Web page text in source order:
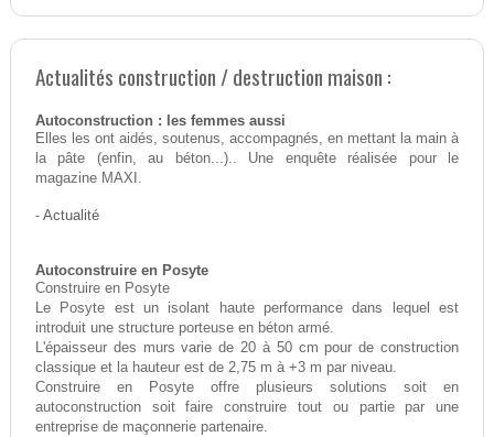
Actualités construction / destruction maison :
Autoconstruction : les femmes aussi
Elles les ont aidés, soutenus, accompagnés, en mettant la main à
la pâte (enfin, au béton...).. Une enquête réalisée pour le
magazine MAXI.
- Actualité
Autoconstruire en Posyte
Construire en Posyte
Le Posyte est un isolant haute performance dans lequel est
introduit une structure porteuse en béton armé.
L'épaisseur des murs varie de 20 à 50 cm pour de construction
classique et la hauteur est de 2,75 m à +3 m par niveau.
Construire en Posyte offre plusieurs solutions soit en
autoconstruction soit faire construire tout ou partie par une
entreprise de maçonnerie partenaire.